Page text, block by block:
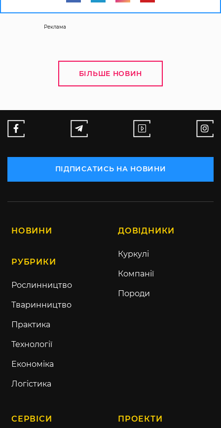
Реклама
БІЛЬШЕ НОВИН
ПІДПИСАТИСЬ НА НОВИНИ
НОВИНИ
РУБРИКИ
Рослинництво
Тваринництво
Практика
Технології
Економіка
Логістика
ДОВІДНИКИ
Куркулі
Компанії
Породи
СЕРВІСИ ПРОЕКТИ